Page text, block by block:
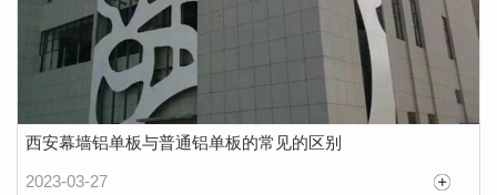
西安幕墙铝单板与普通铝单板的常见的区别
2023-03-27